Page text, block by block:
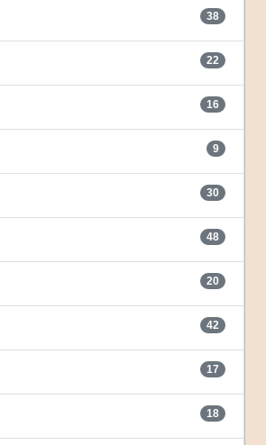
38
22
16
9
30
48
20
42
17
18